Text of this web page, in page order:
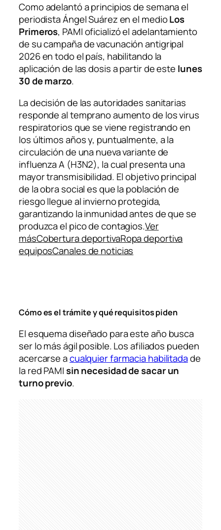
Como adelantó a principios de semana el
periodista Ángel Suárez en el medioLos
Primeros, PAMI oficializó el adelantamiento
de su campaña de vacunación antigripal
2026 en todo el país, habilitando la
aplicación de las dosis a partir de este lunes
30 de marzo.
La decisión de las autoridades sanitarias
responde al temprano aumento de los virus
respiratorios que se viene registrando en
los últimos años y, puntualmente, a la
circulación de una nueva variante de
influenza A (H3N2), la cual presenta una
mayor transmisibilidad. El objetivo principal
de la obra social es que la población de
riesgo llegue al invierno protegida,
garantizando la inmunidad antes de que se
produzca el pico de contagios.Ver
másCobertura deportivaRopa deportiva
equiposCanales de noticias
Cómo es el trámite y qué requisitos piden
El esquema diseñado para este año busca
ser lo más ágil posible. Los afiliados pueden
acercarse acualquier farmacia habilitadade
la red PAMIsin necesidad de sacar un
turno previo.